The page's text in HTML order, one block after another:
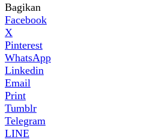
Bagikan
Facebook
X
Pinterest
WhatsApp
Linkedin
Email
Print
Tumblr
Telegram
LINE